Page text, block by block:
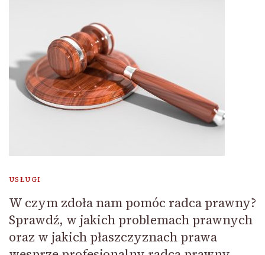
USŁUGI
W czym zdoła nam pomóc radca prawny?
Sprawdź, w jakich problemach prawnych
oraz w jakich płaszczyznach prawa